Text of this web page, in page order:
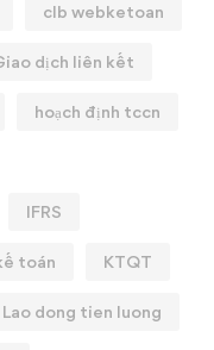
clb webketoan
dịch liên kết
hoạch định tccn
IFRS
toán KTQT
Lao dong tien luong